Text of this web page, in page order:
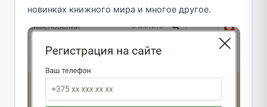
новинках книжного мира и многое другое.